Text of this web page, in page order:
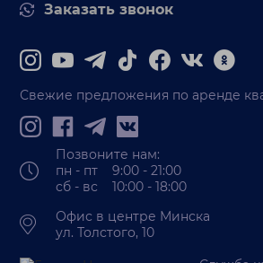
Заказать звонок
Свежие предложения по аренде
Позвоните нам:
пн - пт 9:00 - 21:00
сб - вс 10:00 - 18:00
Офис в центре Минска
ул. Толстого, 10